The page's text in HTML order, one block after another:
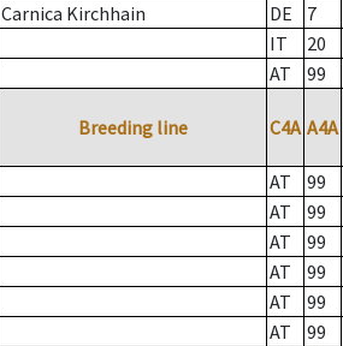
Carnica Kirchhain DE 7
IT 20
AT 99
Breeding line C4A A4A
AT 99
AT 99
AT 99
AT 99
AT 99
AT 99